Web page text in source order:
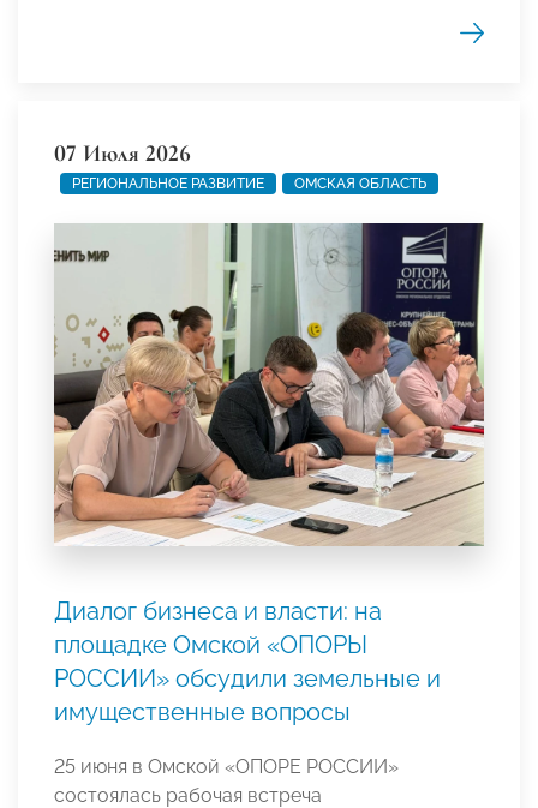
07 Июля 2026
РЕГИОНАЛЬНОЕ РАЗВИТИЕ ОМСКАЯ ОБЛАСТЬ
Диалог бизнеса и власти: на
площадке Омской «ОПОРЫ
РОССИИ» обсудили земельные и
имущественные вопросы
25 июня в Омской «ОПОРЕ РОССИИ»
состоялась рабочая встреча